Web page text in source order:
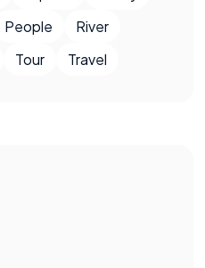
People
River
Tour Travel